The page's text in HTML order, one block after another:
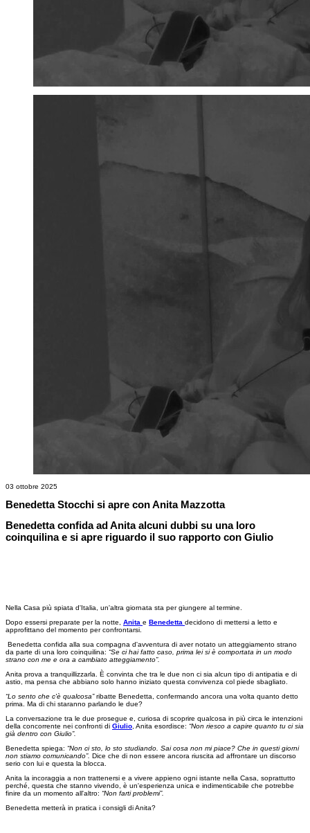
03 ottobre 2025
Benedetta Stocchi si apre con Anita Mazzotta
Benedetta confida ad Anita alcuni dubbi su una loro
coinquilina e si apre riguardo il suo rapporto con Giulio
Nella Casa più spiata d'Italia, un'altra giornata sta per giungere al termine.
Dopo essersi preparate per la notte, Anita e Benedetta decidono di mettersi a letto e
approfittano del momento per confrontarsi.
Benedetta confida alla sua compagna d'avventura di aver notato un atteggiamento strano
da parte di una loro coinquilina: “Se ci hai fatto caso, prima lei si è comportata in un modo
strano con me e ora a cambiato atteggiamento”.
Anita prova a tranquillizzarla. È convinta che tra le due non ci sia alcun tipo di antipatia e di
astio, ma pensa che abbiano solo hanno iniziato questa convivenza col piede sbagliato.
“Lo sento che c'è qualcosa”ribatte Benedetta, confermando ancora una volta quanto detto
prima. Ma di chi staranno parlando le due?
La conversazione tra le due prosegue e, curiosa di scoprire qualcosa in più circa le intenzioni
della concorrente nei confronti di Giulio, Anita esordisce: “Non riesco a capire quanto tu ci sia
già dentro con Giulio”.
Benedetta spiega: “Non ci sto, lo sto studiando. Sai cosa non mi piace? Che in questi giorni
non stiamo comunicando”. Dice che di non essere ancora riuscita ad affrontare un discorso
serio con lui e questa la blocca.
Anita la incoraggia a non trattenersi e a vivere appieno ogni istante nella Casa, soprattutto
perché, questa che stanno vivendo, è un'esperienza unica e indimenticabile che potrebbe
finire da un momento all'altro: “Non farti problemi”.
Benedetta metterà in pratica i consigli di Anita?